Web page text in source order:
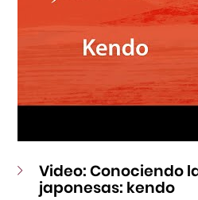
Video: Conociendo
japonesas: kendo